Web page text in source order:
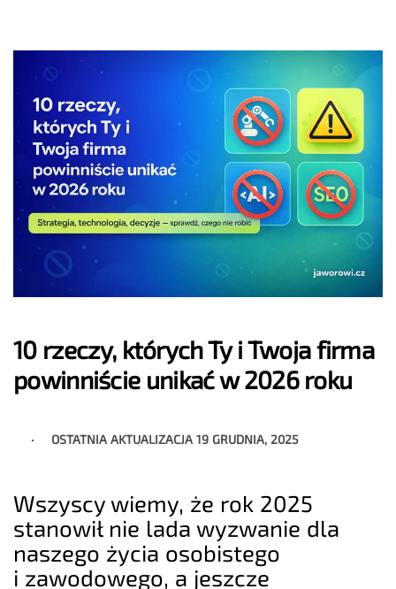
10 rzeczy, których Ty i Twoja firma
powinniście unikać w 2026 roku
OSTATNIA AKTUALIZACJA19 GRUDNIA, 2025
Wszyscy wiemy, że rok 2025
stanowił nie lada wyzwanie dla
naszego życia osobistego
i zawodowego, a jeszcze